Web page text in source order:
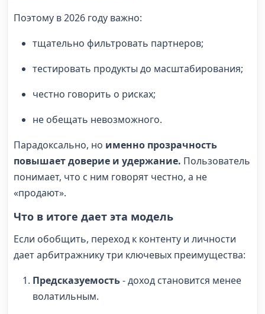
Поэтому в 2026 году важно:
тщательно фильтровать партнеров;
тестировать продукты до масштабирования;
честно говорить о рисках;
не обещать невозможного.
Парадоксально, но именно прозрачность
повышает доверие и удержание. Пользователь
понимает, что с ним говорят честно, а не
«продают».
Что в итоге дает эта модель
Если обобщить, переход к контенту и личности
дает арбитражнику три ключевых преимущества:
Предсказуемость- доход становится менее
волатильным.